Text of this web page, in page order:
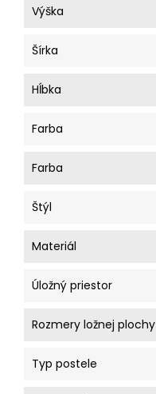
Výška
Šírka
Hĺbka
Farba
Farba
Štýl
Materiál
Úložný priestor
Rozmery ložnej plochy
Typ postele